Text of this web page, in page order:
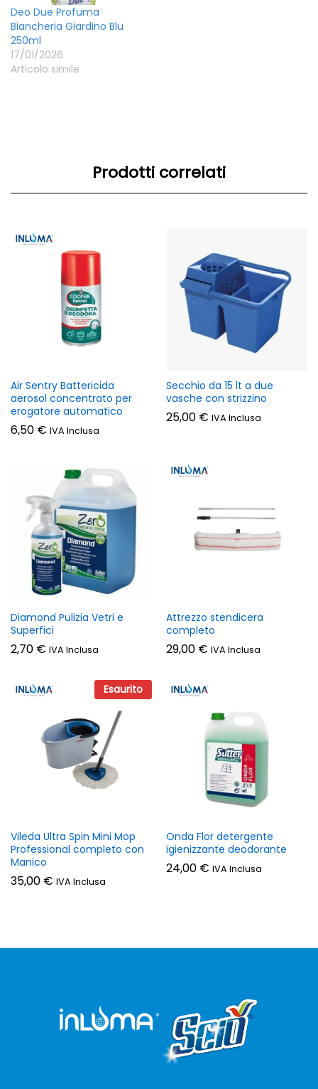
Deo Due Profuma
Biancheria Giardino Blu
250ml
17/01/2026
Articolo simile
Prodotti correlati
Air Sentry Battericida
aerosol concentrato per
erogatore automatico
6,50 € IVA Inclusa
Secchio da 15 lt a due
vasche con strizzino
25,00 € IVA Inclusa
Diamond Pulizia Vetri e
Superfici
2,70 € IVA Inclusa
Attrezzo stendicera
completo
29,00 € IVA Inclusa
Esaurito
Vileda Ultra Spin Mini Mop
Professional completo con
Manico
35,00 € IVA Inclusa
Onda Flor detergente
igienizzante deodorante
24,00 € IVA Inclusa